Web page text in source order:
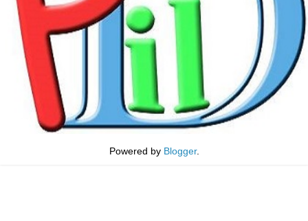
Powered by Blogger.